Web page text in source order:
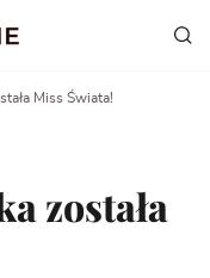
Miss Świata!
została